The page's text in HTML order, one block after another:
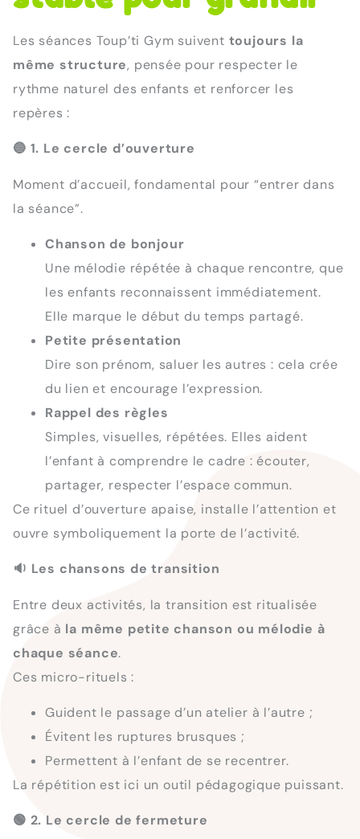
Les séances Toup’ti Gym suivent toujours la
même structure, pensée pour respecter le
rythme naturel des enfants et renforcer les
repères :
🔵 1. Le cercle d’ouverture
Moment d’accueil, fondamental pour “entrer dans
la séance”.
Chanson de bonjour
Une mélodie répétée à chaque rencontre, que
les enfants reconnaissent immédiatement.
Elle marque le début du temps partagé.
Petite présentation
Dire son prénom, saluer les autres : cela crée
du lien et encourage l’expression.
Rappel des règles
Simples, visuelles, répétées. Elles aident
l’enfant à comprendre le cadre : écouter,
partager, respecter l’espace commun.
Ce rituel d’ouverture apaise, installe l’attention et
ouvre symboliquement la porte de l’activité.
🔉 Les chansons de transition
Entre deux activités, la transition est ritualisée
grâce à la même petite chanson ou mélodie à
chaque séance.
Ces micro-rituels :
Guident le passage d’un atelier à l’autre ;
Évitent les ruptures brusques ;
Permettent à l’enfant de se recentrer.
La répétition est ici un outil pédagogique puissant.
🟢 2. Le cercle de fermeture